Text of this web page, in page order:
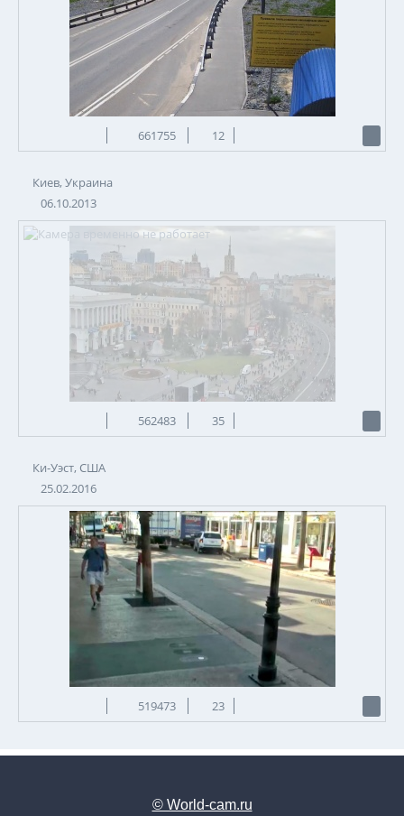
661755 12
Киев, Украина
06.10.2013
562483 35
Ки-Уэст, США
25.02.2016
519473 23
© World-cam.ru